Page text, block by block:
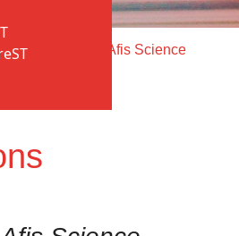
> Livraison de Afis Science